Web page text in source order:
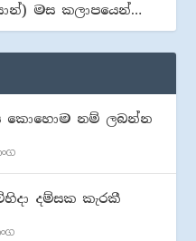
මස කලාපයෙන්…
යි කොහොම නම් ලබන්න
දම්සක කැරකී